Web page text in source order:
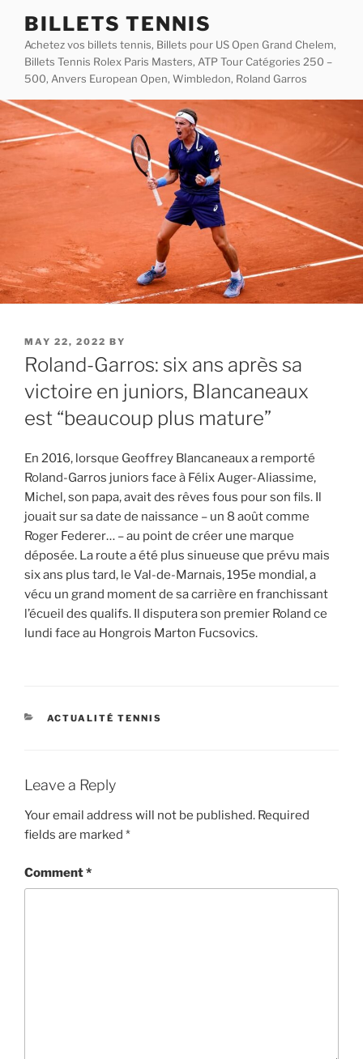
content
BILLETS TENNIS
Achetez vos billets tennis, Billets pour US Open Grand Chelem,
Billets Tennis Rolex Paris Masters, ATP Tour Catégories 250 –
500, Anvers European Open, Wimbledon, Roland Garros
POSTED
ON
MAY 22, 2022 BY
Roland-Garros: six ans après sa
victoire en juniors, Blancaneaux
est “beaucoup plus mature”
En 2016, lorsque Geoffrey Blancaneaux a remporté
Roland-Garros juniors face à Félix Auger-Aliassime,
Michel, son papa, avait des rêves fous pour son fils. Il
jouait sur sa date de naissance – un 8 août comme
Roger Federer… – au point de créer une marque
déposée. La route a été plus sinueuse que prévu mais
six ans plus tard, le Val-de-Marnais, 195e mondial, a
vécu un grand moment de sa carrière en franchissant
l’écueil des qualifs. Il disputera son premier Roland ce
lundi face au Hongrois Marton Fucsovics.
CATEGORIES
ACTUALITÉ TENNIS
Leave a Reply
Your email address will not be published. Required
fields are marked *
Comment*